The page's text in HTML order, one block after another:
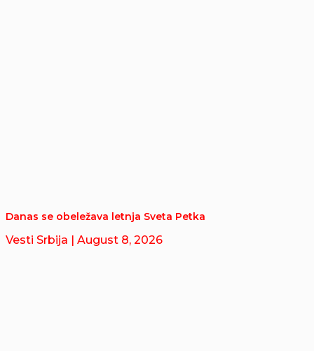
Danas se obeležava letnja Sveta Petka
Vesti Srbija | August 8, 2026